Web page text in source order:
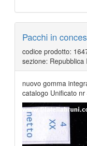
Pacchi in
codice prodotto:
sezione:
nuovo gomma
catalogo Unificato